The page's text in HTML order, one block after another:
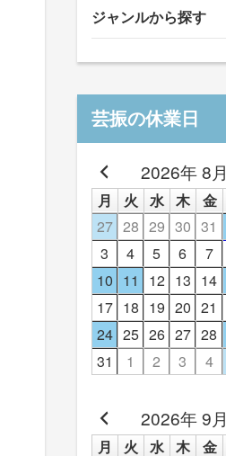
ジャンルから探す
芸振の休業日
2026年 8月
月 火 水 木 金
27 28 29 30 31
3
4 5 6 7
10 11 12 13 14
17 18 19 20 21
24 25 26 27 28
31
1 2 3 4
2026年 9月
月 火 水 木 金